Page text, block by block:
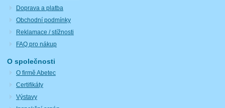
Doprava a platba
Obchodní podmínky
Reklamace / stížnosti
FAQ pro nákup
O společnosti
O firmě Abetec
Certifikáty
Výstavy